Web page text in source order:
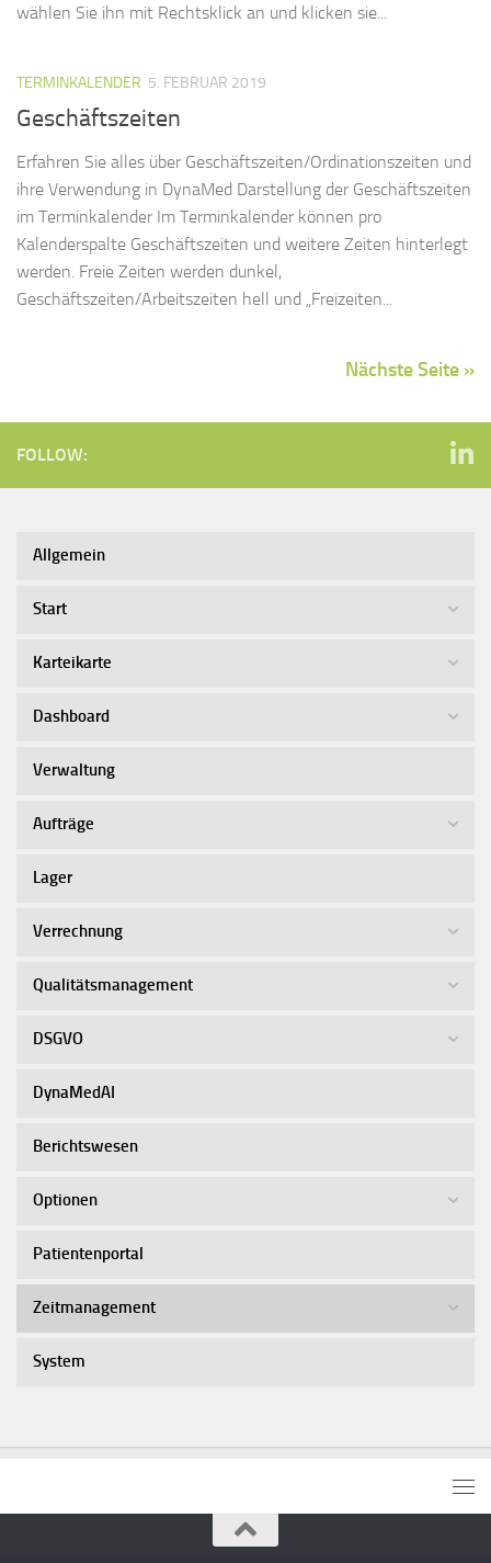
wählen Sie ihn mit Rechtsklick an und klicken sie...
TERMINKALENDER 5. FEBRUAR 2019
Geschäftszeiten
Erfahren Sie alles über Geschäftszeiten/Ordinationszeiten und
ihre Verwendung in DynaMed Darstellung der Geschäftszeiten
im Terminkalender Im Terminkalender können pro
Kalenderspalte Geschäftszeiten und weitere Zeiten hinterlegt
werden. Freie Zeiten werden dunkel,
Geschäftszeiten/Arbeitszeiten hell und „Freizeiten...
Nächste Seite »
FOLLOW:
Allgemein
Start
Karteikarte
Dashboard
Verwaltung
Aufträge
Lager
Verrechnung
Qualitätsmanagement
DSGVO
DynaMedAI
Berichtswesen
Optionen
Patientenportal
Zeitmanagement
System